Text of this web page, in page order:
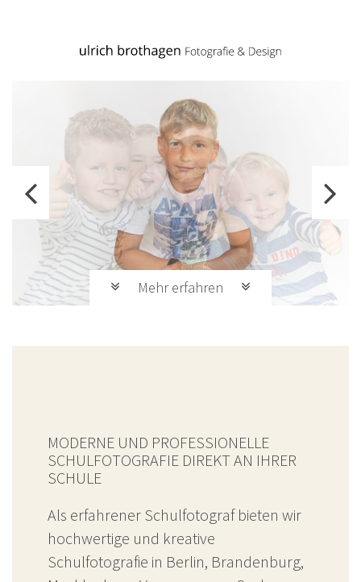
Mehr erfahren
MODERNE UND PROFESSIONELLE
SCHULFOTOGRAFIE DIREKT AN IHRER
SCHULE
Als erfahrener Schulfotograf bieten wir
hochwertige und kreative
Schulfotografie in Berlin, Brandenburg,